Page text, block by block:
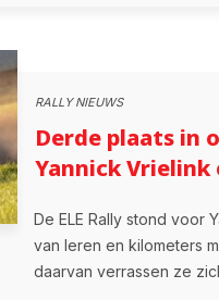
RALLY NIEUWS
Derde plaats in
Yannick Vrielink
De ELE Rally stond voor
van leren en kilometers
daarvan verrassen ze